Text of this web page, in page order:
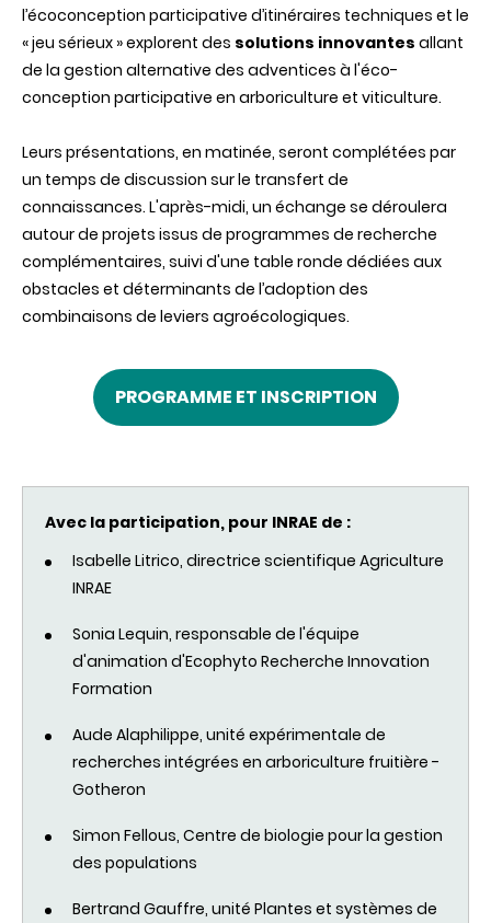
l’écoconception participative d’itinéraires techniques et le
« jeu sérieux » explorent des solutions innovantes allant
de la gestion alternative des adventices à l'éco-
conception participative en arboriculture et viticulture.
Leurs présentations, en matinée, seront complétées par
un temps de discussion sur le transfert de
connaissances. L'après-midi, un échange se déroulera
autour de projets issus de programmes de recherche
complémentaires, suivi d'une table ronde dédiées aux
obstacles et déterminants de l’adoption des
combinaisons de leviers agroécologiques.
PROGRAMME ET INSCRIPTION
Avec la participation, pour INRAE de :
Isabelle Litrico, directrice scientifique Agriculture
INRAE
Sonia Lequin, responsable de l'équipe
d'animation d'Ecophyto Recherche Innovation
Formation
Aude Alaphilippe, unité expérimentale de
recherches intégrées en arboriculture fruitière -
Gotheron
Simon Fellous, Centre de biologie pour la gestion
des populations
Bertrand Gauffre, unité Plantes et systèmes de